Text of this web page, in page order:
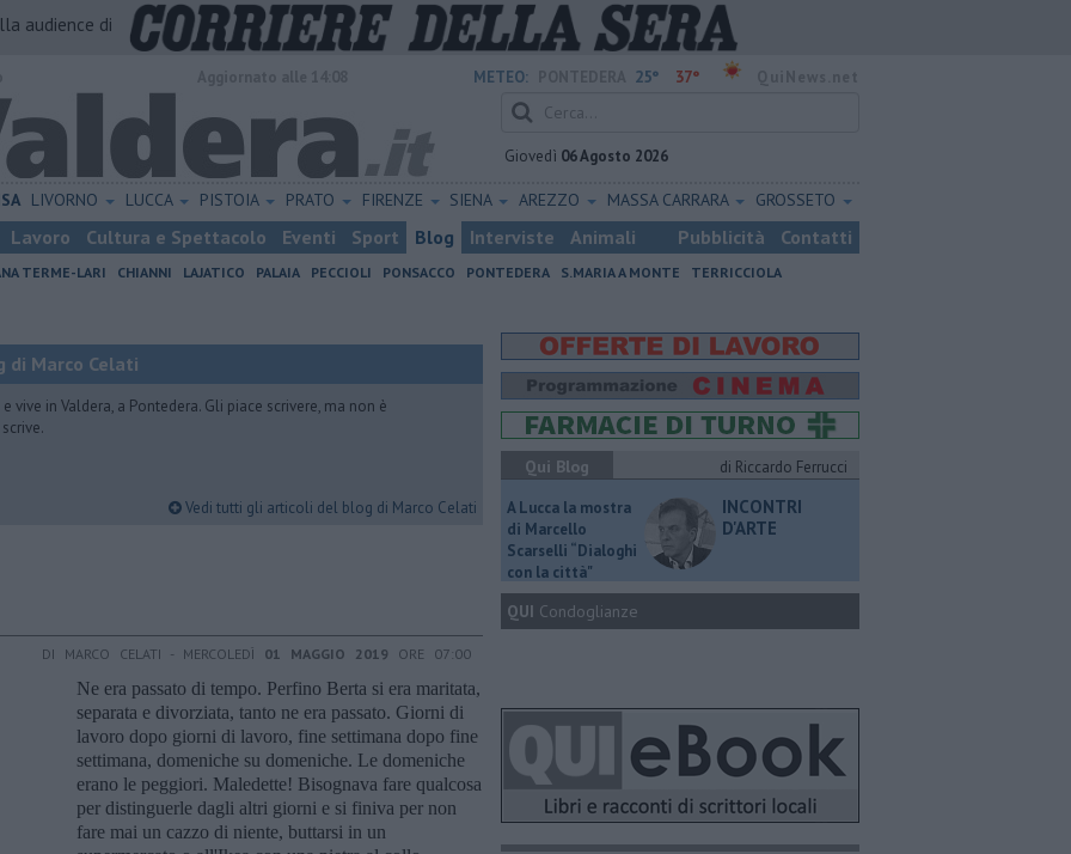
audience di
METEO: 25° 37°
Giovedì 06 Agosto 2026
LIVORNO LUCCA PISTOIA PRATO FIRENZE SIENA AREZZO MASSA CARRARA GROSSETO
Lavoro Cultura e Spettacolo Eventi Sport Blog Interviste Animali Pubblicità Contatti
TERME-LARI CHIANNI LAJATICO PALAIA PECCIOLI PONSACCO PONTEDERA S.MARIA A MONTE
TERRICCIOLA
di Marco Celati
vive in Valdera, a Pontedera. Gli piace scrivere, ma non è
Vedi tutti gli articoli del blog di Marco Celati
DI MARCO CELATI - MERCOLEDÌ 01 MAGGIO 2019 ORE 07:00
Ne era passato di tempo. Perfino Berta si era maritata,
separata e divorziata, tanto ne era passato. Giorni di
lavoro dopo giorni di lavoro, fine settimana dopo fine
settimana, domeniche su domeniche. Le domeniche
erano le peggiori. Maledette! Bisognava fare qualcosa
per distinguerle dagli altri giorni e si finiva per non
fare mai un cazzo di niente, buttarsi in un
Qui Blog
di Riccardo Ferrucci
A Lucca la mostra
di Marcello
Scarselli “Dialoghi
con la città"
INCONTRI
D'ARTE
QUI Condoglianze